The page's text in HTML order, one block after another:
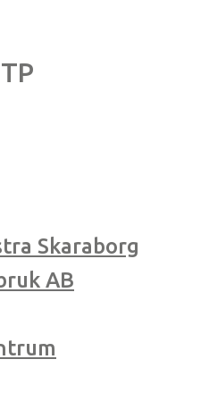
Skaraborg
AB